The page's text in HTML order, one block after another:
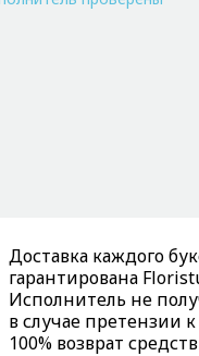
Доставка каждого
гарантирована
Исполнитель не
в случае претензии к
100% возврат средств